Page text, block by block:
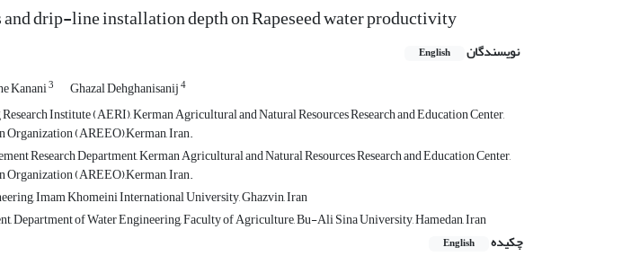
drip-line installation depth on Rapeseed water productivity
نویسندگان English
Kanani3 Ghazal Dehghanisanij4
Institute (AERI), Kerman Agricultural and Natural Resources Research and Education Center,
Organization (AREEO),Kerman, Iran.
Research Department, Kerman Agricultural and Natural Resources Research and Education Center,
Organization (AREEO),Kerman, Iran.
Imam Khomeini International University, Ghazvin, Iran
Department of Water Engineering, Faculty of Agriculture, Bu-Ali Sina University, Hamedan, Iran
چکیده
English